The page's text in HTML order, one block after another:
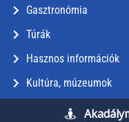
Gasztronómia
Túrák
Hasznos információk
Kultúra, múzeumok